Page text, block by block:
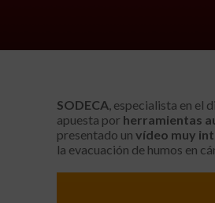
SODECA, especialista en el
apuesta por herramientas
presentado un vídeo muy
la evacuación de humos en